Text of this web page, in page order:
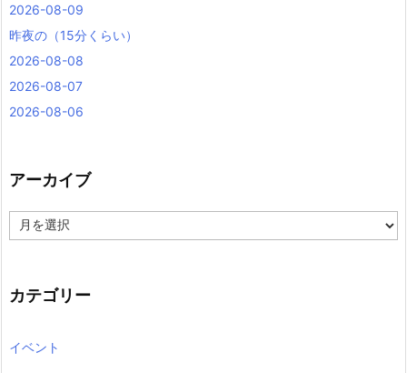
2026-08-09
昨夜の（15分くらい）
2026-08-08
2026-08-07
2026-08-06
アーカイブ
ー
ブ
カテゴリー
イベント